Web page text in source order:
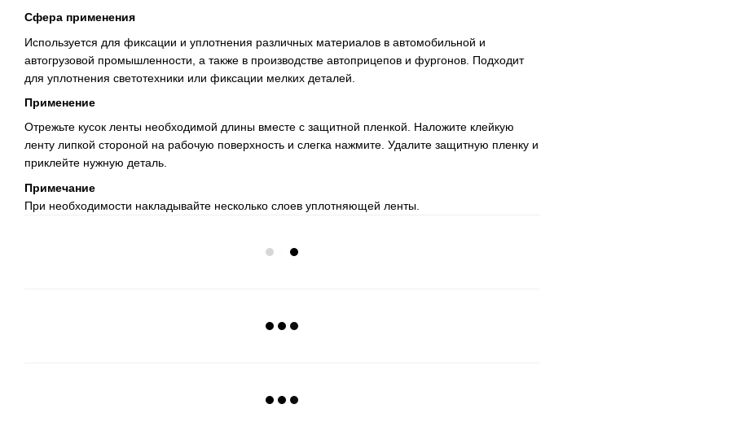
Сфера применения
Используется для фиксации и уплотнения различных материалов в автомобильной и
автогрузовой промышленности, а также в производстве автоприцепов и фургонов. Подходит
для уплотнения светотехники или фиксации мелких деталей.
Применение
Отрежьте кусок ленты необходимой длины вместе с защитной пленкой. Наложите клейкую
ленту липкой стороной на рабочую поверхность и слегка нажмите. Удалите защитную пленку и
приклейте нужную деталь.
Примечание
При необходимости накладывайте несколько слоев уплотняющей ленты.